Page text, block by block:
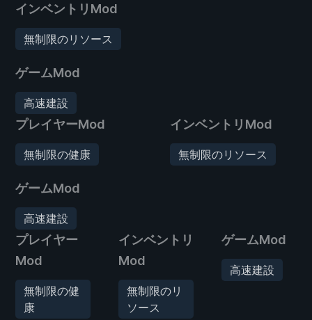
インベントリMod
無制限のリソース
ゲームMod
高速建設
プレイヤーMod
無制限の健康
ゲームMod
高速建設
インベントリMod
無制限のリソース
プレイヤー
Mod
無制限の健
康
インベントリ
Mod
無制限のリ
ソース
ゲームMod
高速建設